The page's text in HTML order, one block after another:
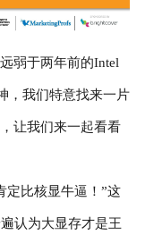
弱于两年前的Intel
，我们特意找来一片
让我们来一起看看
比核显牛逼！”这
认为大显存才是王